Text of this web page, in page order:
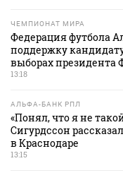
ЧЕМПИОНАТ МИРА
Федерация футбола
поддержку
выборах президента
13:18
АЛЬФА-БАНК РПЛ
«Понял, что я не
Сигурдссон
в Краснодаре
13:15